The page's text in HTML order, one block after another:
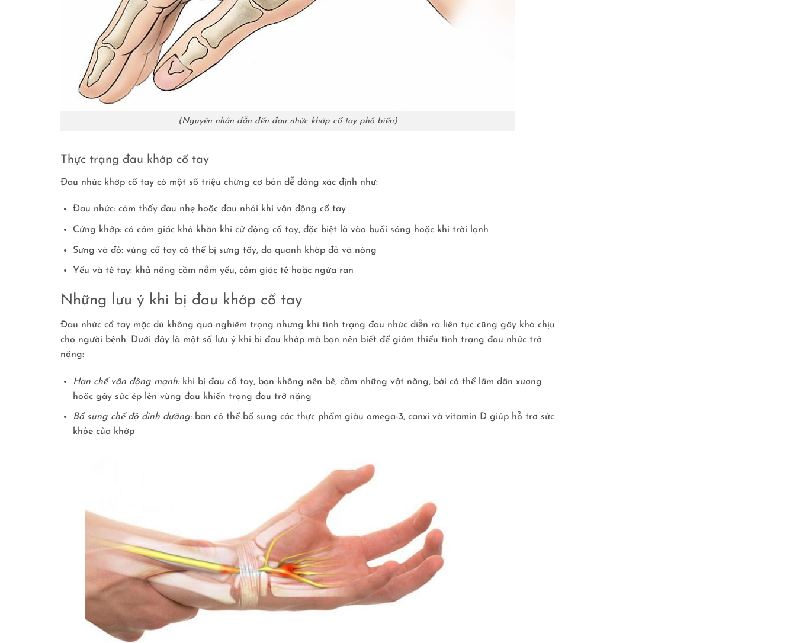
(Nguyên nhân dẫn đến đau nhức khớp cổ tay phổ biến)
Thực trạng đau khớp cổ tay
Đau nhức khớp cổ tay có một số triệu chứng cơ bản dễ dàng xác định như:
Đau nhức: cảm thấy đau nhẹ hoặc đau nhói khi vận động cổ tay
Cứng khớp: có cảm giác khó khăn khi cử động cổ tay, đặc biệt là vào buổi sáng hoặc khi trời lạnh
Sưng và đỏ: vùng cổ tay có thể bị sưng tấy, da quanh khớp đỏ và nóng
Yếu và tê tay: khả năng cầm nắm yếu, cảm giác tê hoặc ngứa ran
Những lưu ý khi bị đau khớp cổ tay
Đau nhức cổ tay mặc dù không quá nghiêm trọng nhưng khi tình trạng đau nhức diễn ra liên tục cũng gây khó chịu
cho người bệnh. Dưới đây là một số lưu ý khi bị đau khớp mà bạn nên biết để giảm thiểu tình trạng đau nhức trở
nặng:
Hạn chế vận động mạnh:khi bị đau cổ tay, bạn không nên bê, cầm những vật nặng, bởi có thể lãm dãn xương
hoặc gây sức ép lên vùng đau khiến trạng đau trở nặng
Bổ sung chế độ dinh dưỡng:bạn có thể bổ sung các thực phẩm giàu omega-3, canxi và vitamin D giúp hỗ trợ sức
khỏe của khớp